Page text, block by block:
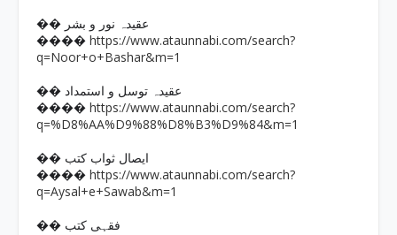
�� عقیدہ نور و بشر
���� https://www.ataunnabi.com/search?
q=Noor+o+Bashar&m=1
�� عقیدہ توسل و استمداد
���� https://www.ataunnabi.com/search?
q=%D8%AA%D9%88%D8%B3%D9%84&m=1
�� ایصال ثواب کتب
���� https://www.ataunnabi.com/search?
q=Aysal+e+Sawab&m=1
�� فقہی کتب